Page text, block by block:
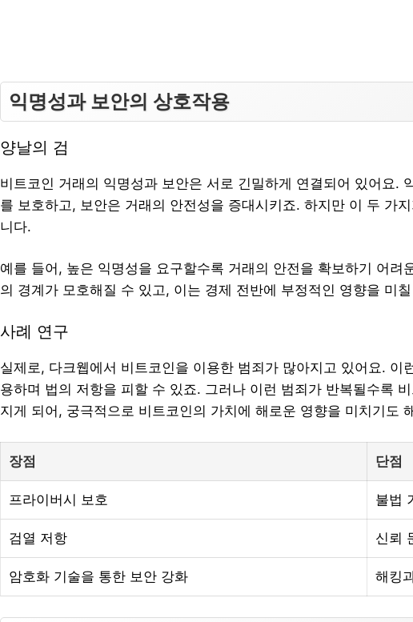
익명성과 보안의 상호작용
양날의 검
비트코인 거래의 익명성과 보안은 서로 긴밀하게 연결되어 있어요.
를 보호하고, 보안은 거래의 안전성을 증대시키죠. 하지만 이 두 가
니다.
예를 들어, 높은 익명성을 요구할수록 거래의 안전을 확보하기 어려
의 경계가 모호해질 수 있고, 이는 경제 전반에 부정적인 영향을 미
사례 연구
실제로, 다크웹에서 비트코인을 이용한 범죄가 많아지고 있어요. 이
용하며 법의 저항을 피할 수 있죠. 그러나 이런 범죄가 반복될수록
지게 되어, 궁극적으로 비트코인의 가치에 해로운 영향을 미치기도
장점 단점
프라이버시 보호 불법
검열 저항 신뢰
암호화 기술을 통한 보안 강화 해킹